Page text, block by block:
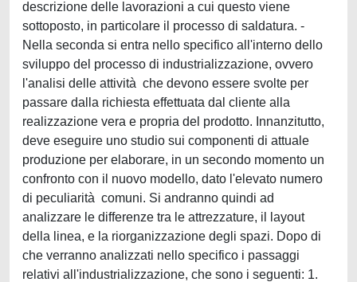
descrizione delle lavorazioni a cui questo viene
sottoposto, in particolare il processo di saldatura. -
Nella seconda si entra nello specifico all'interno dello
sviluppo del processo di industrializzazione, ovvero
l'analisi delle attività che devono essere svolte per
passare dalla richiesta effettuata dal cliente alla
realizzazione vera e propria del prodotto. Innanzitutto,
deve eseguire uno studio sui componenti di attuale
produzione per elaborare, in un secondo momento un
confronto con il nuovo modello, dato l'elevato numero
di peculiarità comuni. Si andranno quindi ad
analizzare le differenze tra le attrezzature, il layout
della linea, e la riorganizzazione degli spazi. Dopo di
che verranno analizzati nello specifico i passaggi
relativi all'industrializzazione, che sono i seguenti: 1.